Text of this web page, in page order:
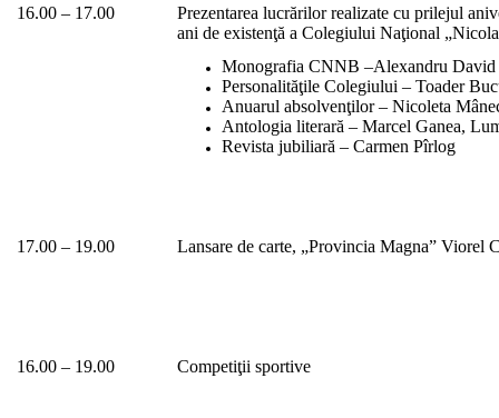
16.00 – 17.00
Prezentarea lucrărilor realizate cu prilejul
ani de existenţă a Colegiului Naţional
Monografia CNNB –Alexandru David
Personalităţile Colegiului – Toader
Anuarul absolvenţilor – Nicoleta
Antologia literară – Marcel Ganea,
Revista jubiliară – Carmen Pîrlog
17.00 – 19.00 Lansare de carte, „Provincia Magna” Viorel
16.00 – 19.00 Competiţii sportive